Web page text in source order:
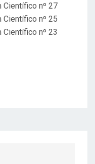
Científico nº 27
Científico nº 25
nº 23